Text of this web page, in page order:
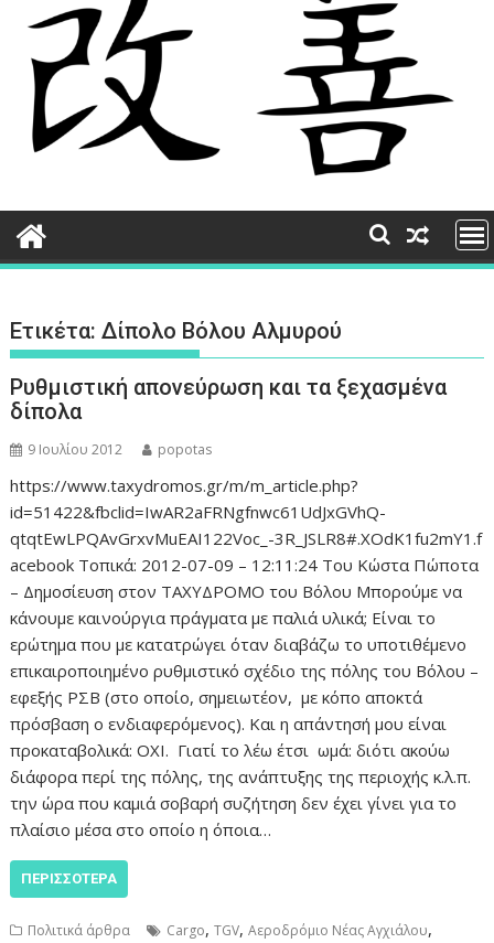
Ετικέτα:Δίπολο Βόλου Αλμυρού
Ρυθμιστική απονεύρωση και τα ξεχασμένα
δίπολα
9 Ιουλίου 2012 popotas
https://www.taxydromos.gr/m/m_article.php?
id=51422&fbclid=IwAR2aFRNgfnwc61UdJxGVhQ-
qtqtEwLPQAvGrxvMuEAI122Voc_-3R_JSLR8#.XOdK1fu2mY1.f
acebook Τοπικά: 2012-07-09 – 12:11:24 Του Κώστα Πώποτα
– Δημοσίευση στον ΤΑΧΥΔΡΟΜΟ του Βόλου Μπορούμε να
κάνουμε καινούργια πράγματα με παλιά υλικά; Είναι το
ερώτημα που με κατατρώγει όταν διαβάζω το υποτιθέμενο
επικαιροποιημένο ρυθμιστικό σχέδιο της πόλης του Βόλου –
εφεξής ΡΣΒ (στο οποίο, σημειωτέον, με κόπο αποκτά
πρόσβαση ο ενδιαφερόμενος). Και η απάντησή μου είναι
προκαταβολικά: ΟΧΙ. Γιατί το λέω έτσι ωμά: διότι ακούω
διάφορα περί της πόλης, της ανάπτυξης της περιοχής κ.λ.π.
την ώρα που καμιά σοβαρή συζήτηση δεν έχει γίνει για το
πλαίσιο μέσα στο οποίο η όποια…
ΠΕΡΙΣΣΌΤΕΡΑ
Πολιτικά άρθρα Cargo,TGV,Αεροδρόμιο Νέας Αγχιάλου,